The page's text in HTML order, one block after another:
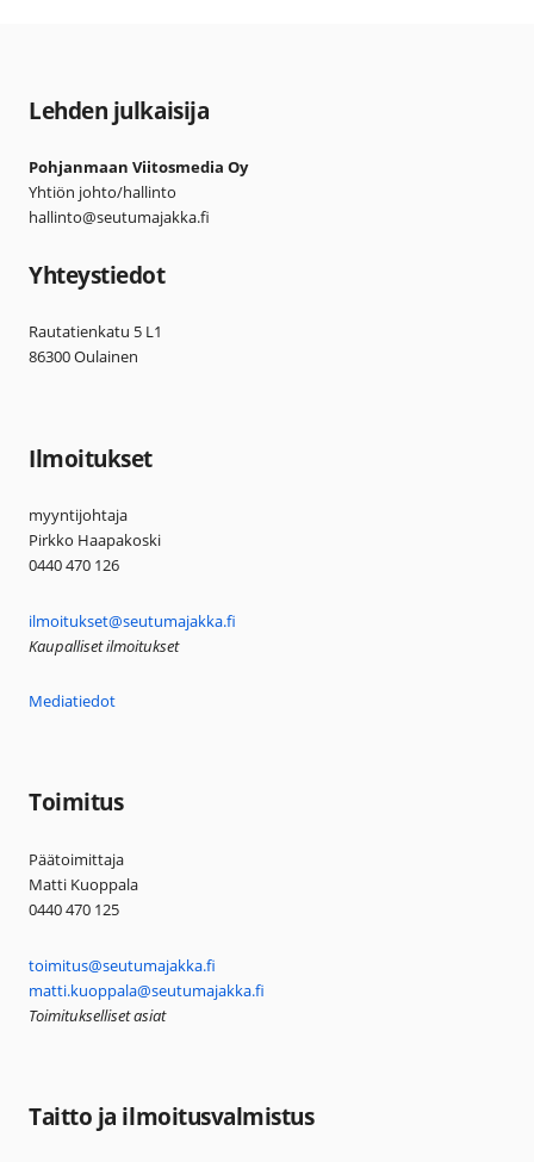
Lehden julkaisija
Pohjanmaan Viitosmedia Oy
Yhtiön johto/hallinto
hallinto@seutumajakka.fi
Yhteystiedot
Rautatienkatu 5 L1
86300 Oulainen
Ilmoitukset
myyntijohtaja
Pirkko Haapakoski
0440 470 126
ilmoitukset@seutumajakka.fi
Kaupalliset ilmoitukset
Mediatiedot
Toimitus
Päätoimittaja
Matti Kuoppala
0440 470 125
toimitus@seutumajakka.fi
matti.kuoppala@seutumajakka.fi
Toimitukselliset asiat
Taitto ja ilmoitusvalmistus